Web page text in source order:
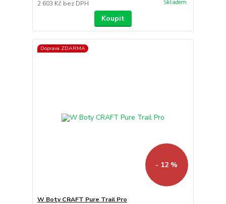
2 603 Kč bez DPH Skladem
Koupit
Doprava ZDARMA
- 12 %
W Boty CRAFT Pure Trail Pro